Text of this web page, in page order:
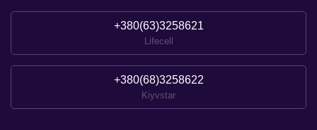
+380(63)3258621
Lifecell
+380(68)3258622
Kiyvstar